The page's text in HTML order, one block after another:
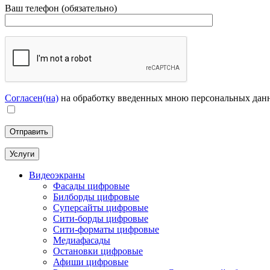
Ваш телефон (обязательно)
Согласен(на) на обработку введенных мною персональных
Услуги
Видеоэкраны
Фасады цифровые
Билборды цифровые
Суперсайты цифровые
Сити-борды цифровые
Сити-форматы цифровые
Медиафасады
Остановки цифровые
Афиши цифровые